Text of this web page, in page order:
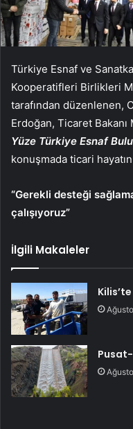
Türkiye Esnaf ve
Kooperatifleri Birlikleri
tarafından düzenlenen,
Erdoğan, Ticaret Bakanı
Yüze Türkiye Esnaf
konuşmada ticari
“Gerekli desteği
çalışıyoruz”
İlgili Makaleler